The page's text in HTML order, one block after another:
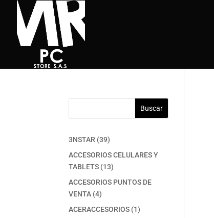
Buscar
3NSTAR 3939
productos
ACCESORIOS CELULARES Y
TABLETS 1313
productos
ACCESORIOS PUNTOS DE
VENTA 44
productos
ACERACCESORIOS 11